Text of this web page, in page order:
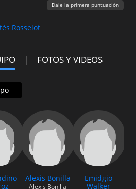
Dale la primera puntuación
Rosselot
FOTOS Y VIDEOS
Alexis Bonilla
Alexis Bonilla
Emidgio
Walker